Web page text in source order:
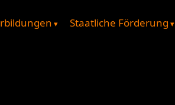
Staatliche Förderung